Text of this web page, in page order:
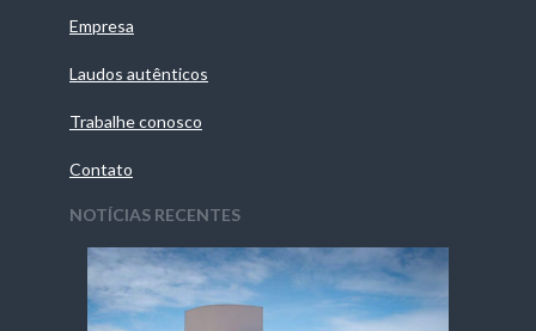
Empresa
Laudos autênticos
Trabalhe conosco
Contato
NOTÍCIAS RECENTES